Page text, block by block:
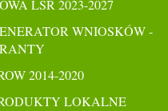
LSR 2023-2027
WNIOSKÓW -
2014-2020
LOKALNE